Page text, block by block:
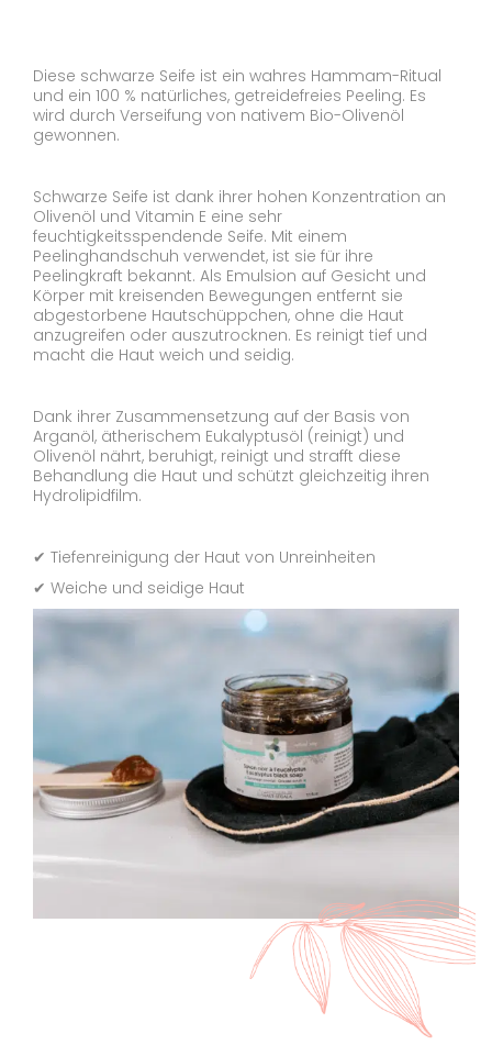
Diese schwarze Seife ist ein wahres Hammam-Ritual
und ein 100 % natürliches, getreidefreies Peeling. Es
wird durch Verseifung von nativem Bio-Olivenöl
gewonnen.
Schwarze Seife ist dank ihrer hohen Konzentration an
Olivenöl und Vitamin E eine sehr
feuchtigkeitsspendende Seife. Mit einem
Peelinghandschuh verwendet, ist sie für ihre
Peelingkraft bekannt. Als Emulsion auf Gesicht und
Körper mit kreisenden Bewegungen entfernt sie
abgestorbene Hautschüppchen, ohne die Haut
anzugreifen oder auszutrocknen. Es reinigt tief und
macht die Haut weich und seidig.
Dank ihrer Zusammensetzung auf der Basis von
Arganöl, ätherischem Eukalyptusöl (reinigt) und
Olivenöl nährt, beruhigt, reinigt und strafft diese
Behandlung die Haut und schützt gleichzeitig ihren
Hydrolipidfilm.
✔ Tiefenreinigung der Haut von Unreinheiten
✔ Weiche und seidige Haut